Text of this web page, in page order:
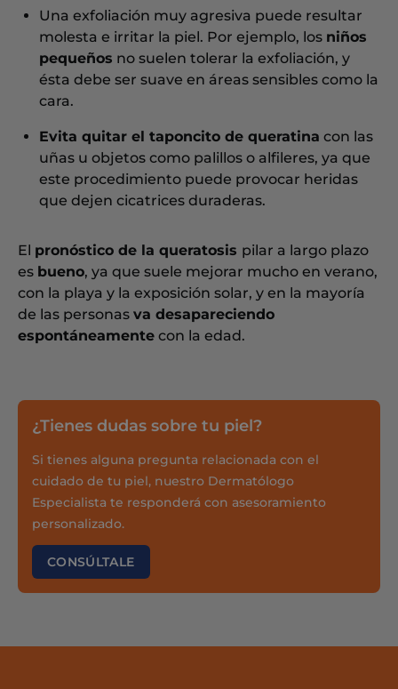
Una exfoliación muy agresiva puede resultar
molesta e irritar la piel. Por ejemplo, los niños
pequeños no suelen tolerar la exfoliación, y
ésta debe ser suave en áreas sensibles como la
cara.
Evita quitar el taponcito de queratina con las
uñas u objetos como palillos o alfileres, ya que
este procedimiento puede provocar heridas
que dejen cicatrices duraderas.
El pronóstico de la queratosis pilar a largo plazo
es bueno, ya que suele mejorar mucho en verano,
con la playa y la exposición solar, y en la mayoría
de las personas va desapareciendo
espontáneamente con la edad.
¿Tienes dudas sobre tu piel?
Si tienes alguna pregunta relacionada con el
cuidado de tu piel, nuestro Dermatólogo
Especialista te responderá con asesoramiento
personalizado.
CONSÚLTALE